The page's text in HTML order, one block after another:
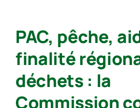
vers
des
PAC, pêche,
finalité
déchets : la
Commission